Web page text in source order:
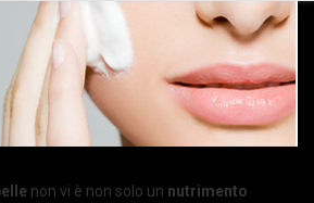
non vi è non solo un nutrimento